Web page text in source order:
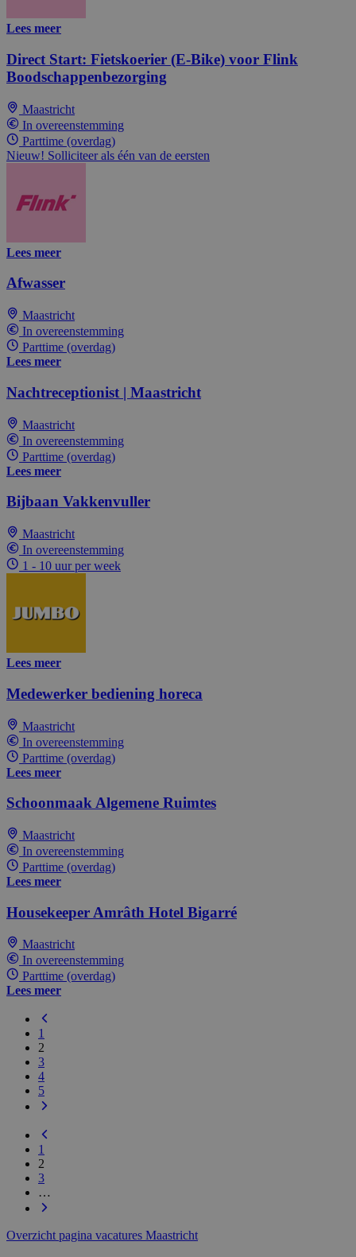
Lees meer
Direct Start: Fietskoerier (E-Bike) voor Flink
Boodschappenbezorging
Maastricht
In overeenstemming
Parttime (overdag)
Nieuw! Solliciteer als één van de eersten
Lees meer
Afwasser
Maastricht
In overeenstemming
Parttime (overdag)
Lees meer
Nachtreceptionist | Maastricht
Maastricht
In overeenstemming
Parttime (overdag)
Lees meer
Bijbaan Vakkenvuller
Maastricht
In overeenstemming
1 - 10 uur per week
Lees meer
Medewerker bediening horeca
Maastricht
In overeenstemming
Parttime (overdag)
Lees meer
Schoonmaak Algemene Ruimtes
Maastricht
In overeenstemming
Parttime (overdag)
Lees meer
Housekeeper Amrâth Hotel Bigarré
Maastricht
In overeenstemming
Parttime (overdag)
Lees meer
1
2
3
4
5
1
2
3
…
Overzicht pagina vacatures Maastricht